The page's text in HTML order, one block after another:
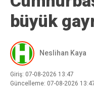
büyük
Neslihan Kaya
Giriş: 07-08-2026 13:47
Güncelleme: 07-08-2026